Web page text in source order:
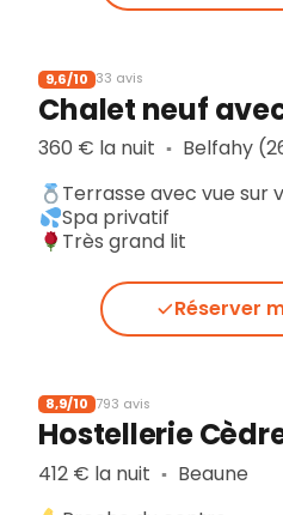
9,6/10 33 avis
Chalet neuf
360 € la nuit ▪︎ Belfahy
Terrasse avec vue sur
Spa privatif
Très grand lit
Réserver
8,9/10 793 avis
Hostellerie
412 € la nuit ▪︎ Beaune